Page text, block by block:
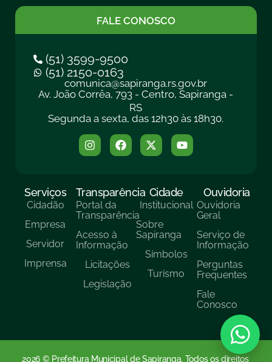
FALE CONOSCO
(51) 3599-9500
(51) 2150-0163
comunica@sapiranga.rs.gov.br
Av. João Corrêa, 793 - Centro, Sapiranga -
RS
Segunda a sexta, das 12h30 às 18h30.
Serviços
Cidadão
Empresa
Servidor
Imprensa
Transparência
Portal da
Transparência
Acesso à
Informação
Licitações
Legislação
Cidade
Institucional
Sobre
Sapiranga
Símbolos
Turísmo
Ouvidoria
Ouvidoria
Geral
Serviço de
Informação
Perguntas
Frequentes
Fale
Conosco
2026 © Prefeitura Municipal de Sapiranga. Todos os direitos